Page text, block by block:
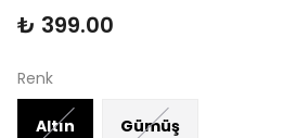
₺ 399.00
Renk
Altın Gümüş